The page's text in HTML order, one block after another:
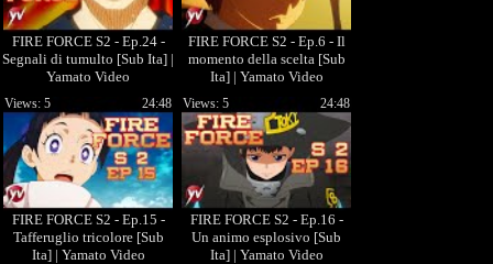
FIRE FORCE S2 - Ep.24 -
Segnali di tumulto [Sub Ita] |
Yamato Video
FIRE FORCE S2 - Ep.6 - Il
momento della scelta [Sub
Ita] | Yamato Video
FIRE FORCE S2 - Ep.15 -
Tafferuglio tricolore [Sub
Ita] | Yamato Video
24:48
Views: 5
FIRE FORCE S2 - Ep.16 -
Un animo esplosivo [Sub
Ita] | Yamato Video
24:48
Views: 5